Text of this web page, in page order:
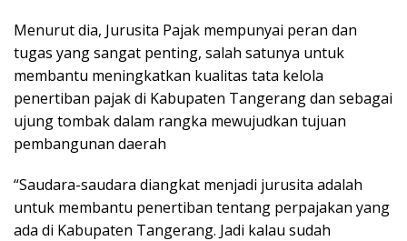
Menurut dia, Jurusita Pajak mempunyai peran dan
tugas yang sangat penting, salah satunya untuk
membantu meningkatkan kualitas tata kelola
penertiban pajak di Kabupaten Tangerang dan sebagai
ujung tombak dalam rangka mewujudkan tujuan
pembangunan daerah
“Saudara-saudara diangkat menjadi jurusita adalah
untuk membantu penertiban tentang perpajakan yang
ada di Kabupaten Tangerang. Jadi kalau sudah